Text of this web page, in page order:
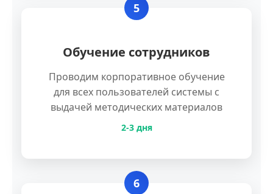
5
Обучение сотрудников
Проводим корпоративное обучение
для всех пользователей системы с
выдачей методических материалов
2-3 дня
6